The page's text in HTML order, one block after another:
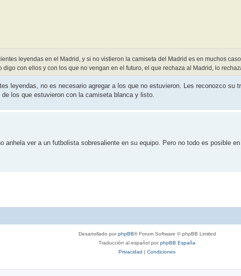
leyendas en el Madrid, y si no vistieron la camiseta del Madrid es en muchos
con ellos y con los que no vengan en el futuro, el que rechaza al Madrid, lo
leyendas, no es necesario agregar a los que no estuvieron. Les reconozco su
los que estuvieron con la camiseta blanca y listo.
anhela ver a un futbolista sobresaliente en su equipo. Pero no todo es posible
Desarrollado porphpBB® Forum Software © phpBB Limited
Traducción al español porphpBB España
Privacidad | Condiciones